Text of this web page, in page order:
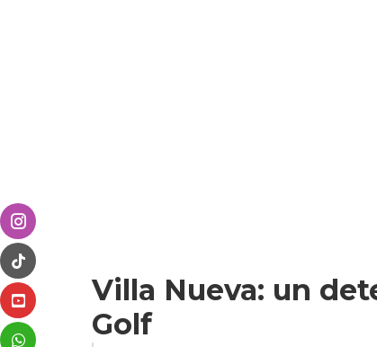
Villa Nueva: un
Golf